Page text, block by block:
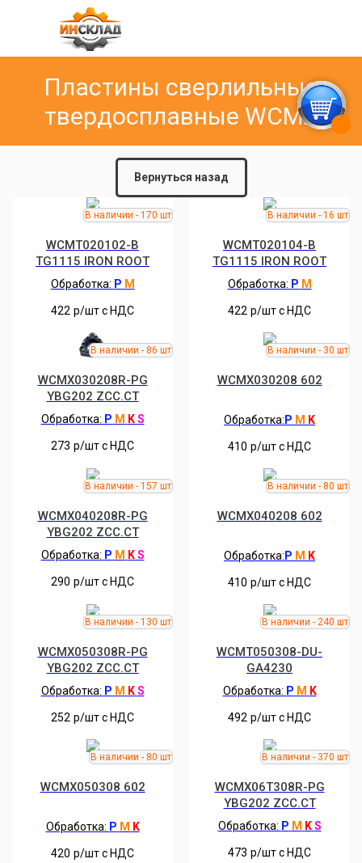
Пластины сверлильные
твердосплавные WCMX
Вернуться назад
WCMT020102-B
TG1115 IRON ROOT
Обработка: P M
422 р/шт c НДС
WCMT020104-B
TG1115 IRON ROOT
Обработка: P M
422 р/шт c НДС
WCMX030208R-PG
YBG202 ZCC.CT
Обработка: P M K S
273 р/шт c НДС
WCMX030208 602
Обработка: P M K
410 р/шт c НДС
WCMX040208R-PG
YBG202 ZCC.CT
Обработка: P M K S
290 р/шт c НДС
WCMX040208 602
Обработка: P M K
410 р/шт c НДС
WCMX050308R-PG
YBG202 ZCC.CT
Обработка: P M K S
252 р/шт c НДС
WCMT050308-DU-
GA4230
Обработка: P M K
492 р/шт c НДС
WCMX050308 602
Обработка: P M K
420 р/шт c НДС
WCMX06T308R-PG
YBG202 ZCC.CT
Обработка: P M K S
473 р/шт c НДС